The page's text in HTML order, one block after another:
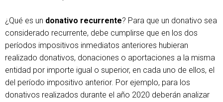
¿Qué es un donativo recurrente? Para que un donativo sea
considerado recurrente, debe cumplirse que en los dos
períodos impositivos inmediatos anteriores hubieran
realizado donativos, donaciones o aportaciones a la misma
entidad por importe igual o superior, en cada uno de ellos, el
del período impositivo anterior. Por ejemplo, para los
donativos realizados durante el año 2020 deberán analizar